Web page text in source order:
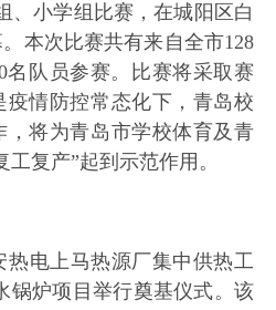
、小学组比赛，在城阳区白
本次比赛共有来自全市128
名队员参赛。比赛将采取赛
情防控常态化下，青岛校
，将为青岛市学校体育及青
复产”起到示范作用。
热电上马热源厂集中供热工
锅炉项目举行奠基仪式。该